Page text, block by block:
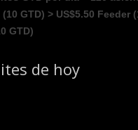
GTD) > US$5.50 Feeder
GTD)
de hoy